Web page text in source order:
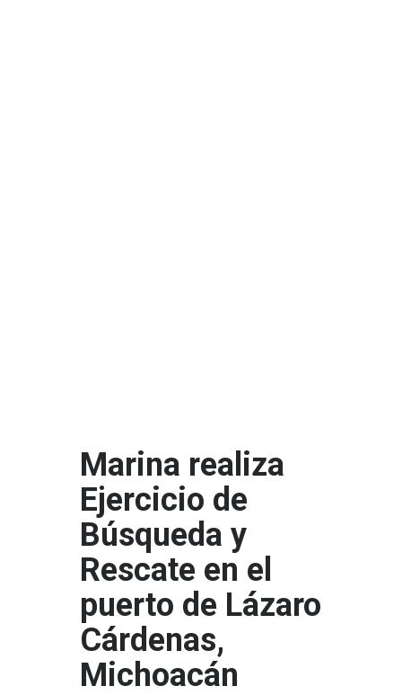
Marina realiza
Ejercicio de
Búsqueda y
Rescate en el
puerto de Lázaro
Cárdenas,
Michoacán